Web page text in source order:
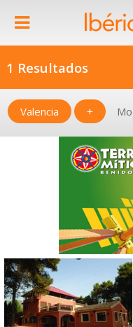
1 Resultados
Valencia +